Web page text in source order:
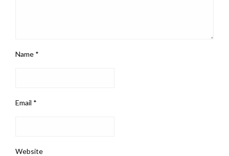
Name *
Email *
Website